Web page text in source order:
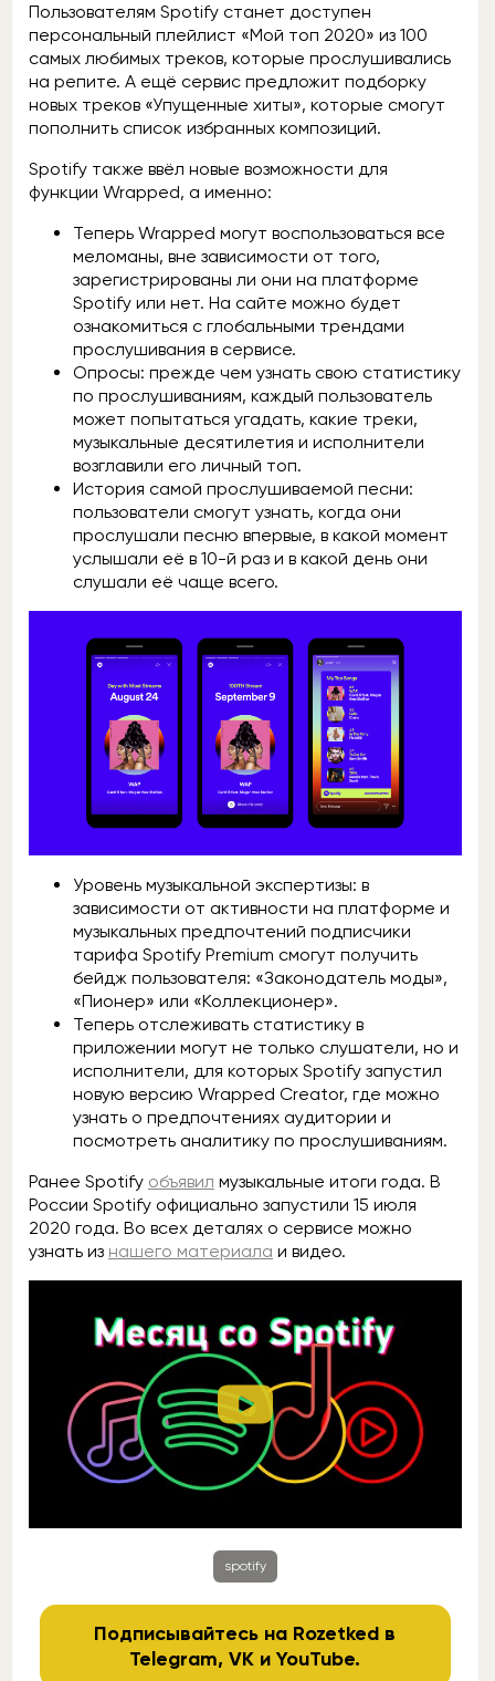
Пользователям Spotify станет доступен
персональный плейлист «Мой топ 2020» из 100
самых любимых треков, которые прослушивались
на репите. А ещё сервис предложит подборку
новых треков «Упущенные хиты», которые смогут
пополнить список избранных композиций.
Spotify также ввёл новые возможности для
функции Wrapped, а именно:
Теперь Wrapped могут воспользоваться все
меломаны, вне зависимости от того,
зарегистрированы ли они на платформе
Spotify или нет. На сайте можно будет
ознакомиться с глобальными трендами
прослушивания в сервисе.
Опросы: прежде чем узнать свою статистику
по прослушиваниям, каждый пользователь
может попытаться угадать, какие треки,
музыкальные десятилетия и исполнители
возглавили его личный топ.
История самой прослушиваемой песни:
пользователи смогут узнать, когда они
прослушали песню впервые, в какой момент
услышали её в 10-й раз и в какой день они
слушали её чаще всего.
Уровень музыкальной экспертизы: в
зависимости от активности на платформе и
музыкальных предпочтений подписчики
тарифа Spotify Premium смогут получить
бейдж пользователя: «Законодатель моды»,
«Пионер» или «Коллекционер».
Теперь отслеживать статистику в
приложении могут не только слушатели, но и
исполнители, для которых Spotify запустил
новую версию Wrapped Creator, где можно
узнать о предпочтениях аудитории и
посмотреть аналитику по прослушиваниям.
Ранее Spotify объявил музыкальные итоги года. В
России Spotify официально запустили 15 июля
2020 года. Во всех деталях о сервисе можно
узнать из нашего материала и видео.
spotify
Подписывайтесь на Rozetked в
Telegram,VK иYouTube.